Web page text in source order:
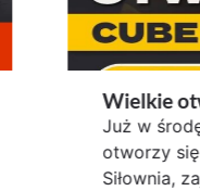
Wielkie
Już w
otworzy
Siłownia,